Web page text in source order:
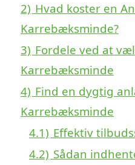
2) Hvad koster en
Karrebæksminde?
3) Fordele ved at
Karrebæksminde
4) Find en dygtig
Karrebæksminde
4.1) Effektiv
4.2) Sådan